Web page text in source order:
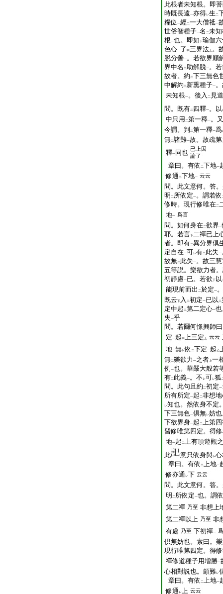
此根者未知根。即
時既長遠一亦得レ生 二
糧位 一經二一大僧祗一
世俗智種子一名 二未
根一也。即如下瑜伽
色心一了 中三界法 上 。
脱分善一。若欲界順
界中名 二助解脱一。
故者。約 二下三無色
中解約 二 新熏種子一
未知根一。後入 二 見道
問。既有二 四釋一。以
中只用 二第一釋一。
今謂。判
二第一釋一爲
無二諸難一故。故疏
釋一 同也 已上因
論了
章曰。有依 二下地一
修通 二下地一 云云
問。此文意何。答
明 二 所依定一。謂若依
修時。現行修唯在二
地一 爲言
問。如何身在二欲界一
耶。若言下二禪已上
者。即有二異分界倶
定自在一可レ有二 此失一
故無二 此失一。故三
五等説。樂欲力者
初靜慮一已。若欲下 以
能現前而出 二於定一
既云下 入 二初定一已以 二
定中起 二第二定心一
失一乎
問。若爾何憬興師
定一起中上三定 上 云云
地一無レ依 二下定一起乙
無二樂欲力 一之者 上一
例 一也。華嚴大般若
有二 此義一。不 レ可レ狐
問。此句且約 二初定一
所有所定一起 二非想
レ知也。然依身不定
下三無色一倶無レ妨
下欲界身一起 二上第
習修唯第四定。得
地一起 二上有頂遊觀
此
意只依身與レ
章曰。有依 二上地一
修亦通 レ下 云云
問。此文意何。答
明 二 所依定一也。謂依
第二禪 乃至 非想上
第二禪以上 乃至 非
有處 乃至 下初禪一
倶無妨也。素曰。
現行唯第四定。得
禪修道種子用増勝一
心相對説也。頗難レ
章曰。有依 二上地一
修通 レ上 云云